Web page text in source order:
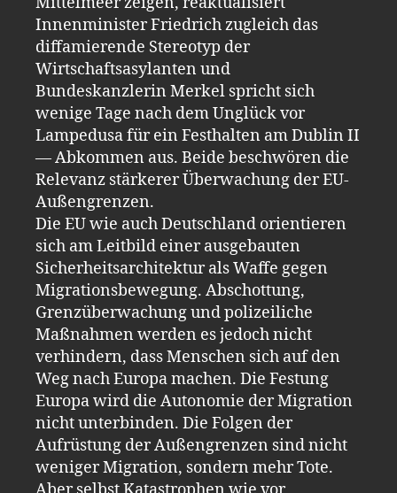
Innenminister Friedrich zugleich das
diffamierende Stereotyp der
Wirtschaftsasylanten und
Bundeskanzlerin Merkel spricht sich
wenige Tage nach dem Unglück vor
Lampedusa für ein Festhalten am Dublin II
— Abkommen aus. Beide beschwören die
Relevanz stärkerer Überwachung der EU-
Außengrenzen.
Die EU wie auch Deutschland orientieren
sich am Leitbild einer ausgebauten
Sicherheitsarchitektur als Waffe gegen
Migrationsbewegung. Abschottung,
Grenzüberwachung und polizeiliche
Maßnahmen werden es jedoch nicht
verhindern, dass Menschen sich auf den
Weg nach Europa machen. Die Festung
Europa wird die Autonomie der Migration
nicht unterbinden. Die Folgen der
Aufrüstung der Außengrenzen sind nicht
weniger Migration, sondern mehr Tote.